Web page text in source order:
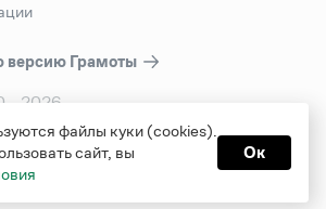
версию Грамоты
– 2026
СМИ: ЭЛ № ФС 77 - 84700,
/
Мотка
файлы куки (cookies).
сайт, вы
Ок